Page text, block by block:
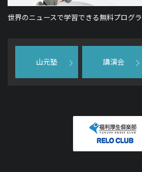
世界のニュースで学習できる無料プログ
山元塾 講演会